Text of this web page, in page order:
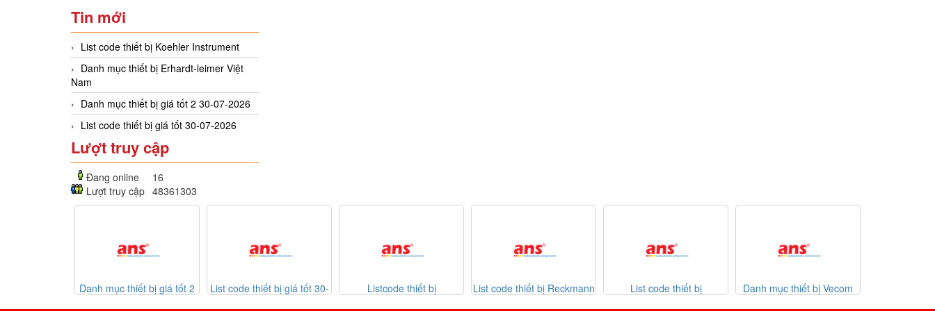
Tin mới
List code thiết bị Koehler Instrument
Danh mục thiết bị Erhardt-leimer Việt
Nam
Danh mục thiết bị giá tốt 2 30-07-2026
List code thiết bị giá tốt 30-07-2026
Lượt truy cập
Đang online
16
Lượt truy cập 48361303
List code thiết bị giá tốt 30-
Listcode thiết bị
List code thiết bị Reckmann
List code thiết bị
Danh mục thiết bị Vecom
Danh mục thiết bị Watlow